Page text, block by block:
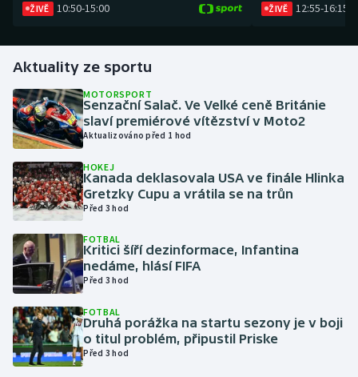
Futsal
Gymnastika
Házená
Jezdectví
Judo
Krasobruslení
Lezení
Lyže a snowboard
Moderní pětiboj
ŽIVĚ 10:50-15:00 ŽIVĚ 12:55-16:15
Aktuality ze sportu
MOTORSPORT
Senzační Salač. Ve Velké ceně Británie
slaví premiérové vítězství v Moto2
Aktualizováno před 1 hod
HOKEJ
Kanada deklasovala USA ve finále Hlinka
Gretzky Cupu a vrátila se na trůn
Před 3 hod
FOTBAL
Kritici šíří dezinformace, Infantina
nedáme, hlásí FIFA
Před 3 hod
FOTBAL
Druhá porážka na startu sezony je v boji
o titul problém, připustil Priske
Před 3 hod